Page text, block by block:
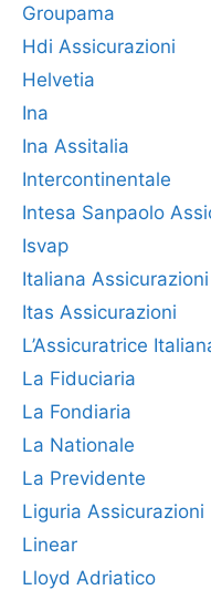
Groupama
Hdi Assicurazioni
Helvetia
Ina
Ina Assitalia
Intercontinentale
Intesa Sanpaolo
Isvap
Italiana Assicurazioni
Itas Assicurazioni
L’Assicuratrice
La Fiduciaria
La Fondiaria
La Nationale
La Previdente
Liguria Assicurazioni
Linear
Lloyd Adriatico